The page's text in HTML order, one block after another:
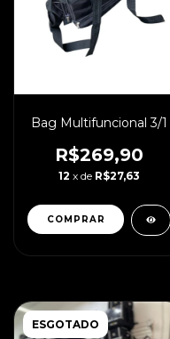
Bag Multifuncional 3/1
R$269,90
12 x de R$27,63
ESGOTADO